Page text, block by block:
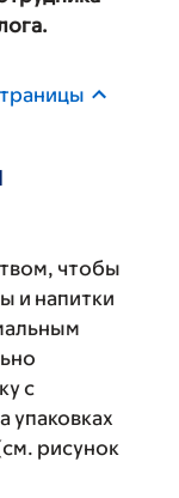
чтобы
и напитки
с
упаковках
рисунок